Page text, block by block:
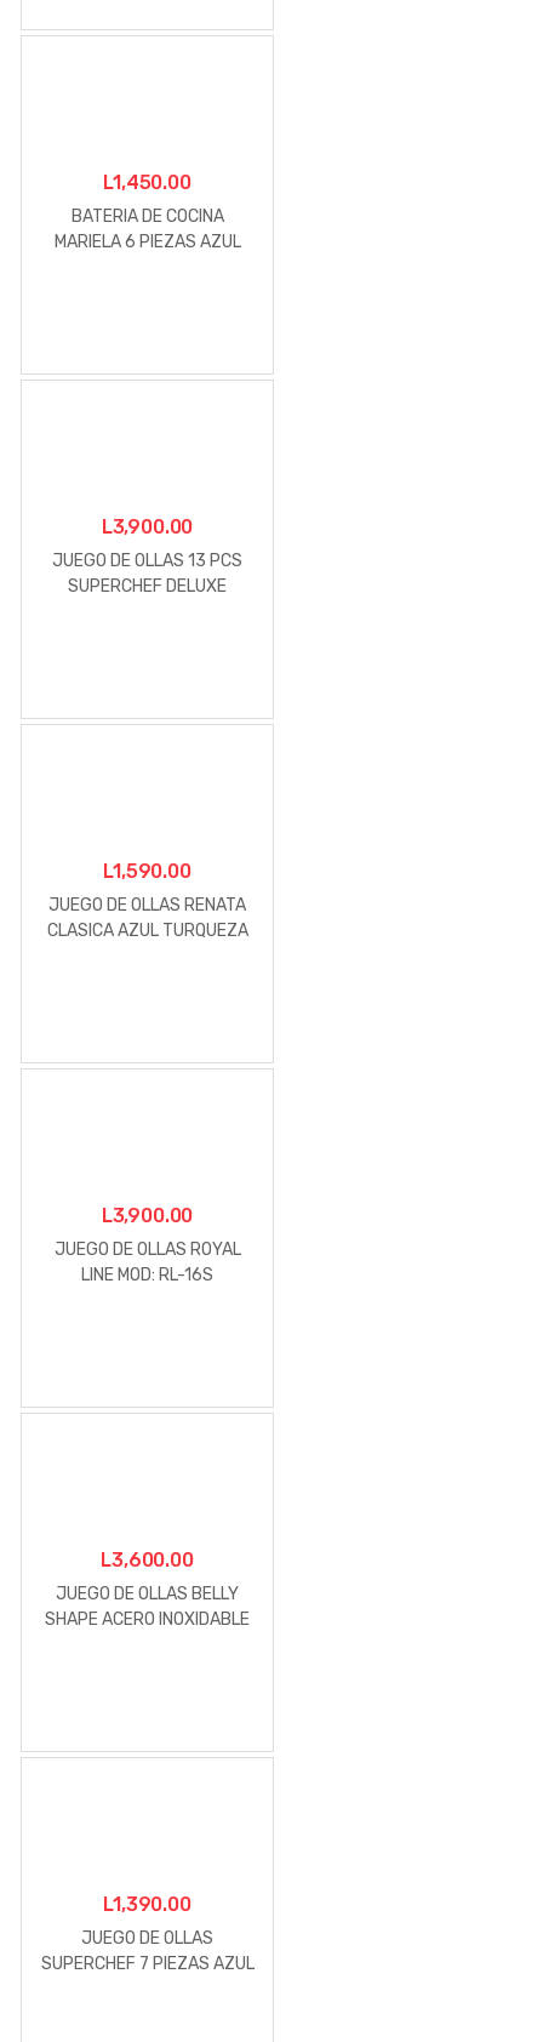
L1,450.00
BATERIA DE COCINA
MARIELA 6 PIEZAS AZUL
L3,900.00
JUEGO DE OLLAS 13 PCS
SUPERCHEF DELUXE
L1,590.00
JUEGO DE OLLAS RENATA
CLASICA AZUL TURQUEZA
L3,900.00
JUEGO DE OLLAS ROYAL
LINE MOD: RL-16S
L3,600.00
JUEGO DE OLLAS BELLY
SHAPE ACERO INOXIDABLE
L1,390.00
JUEGO DE OLLAS
SUPERCHEF 7 PIEZAS AZUL